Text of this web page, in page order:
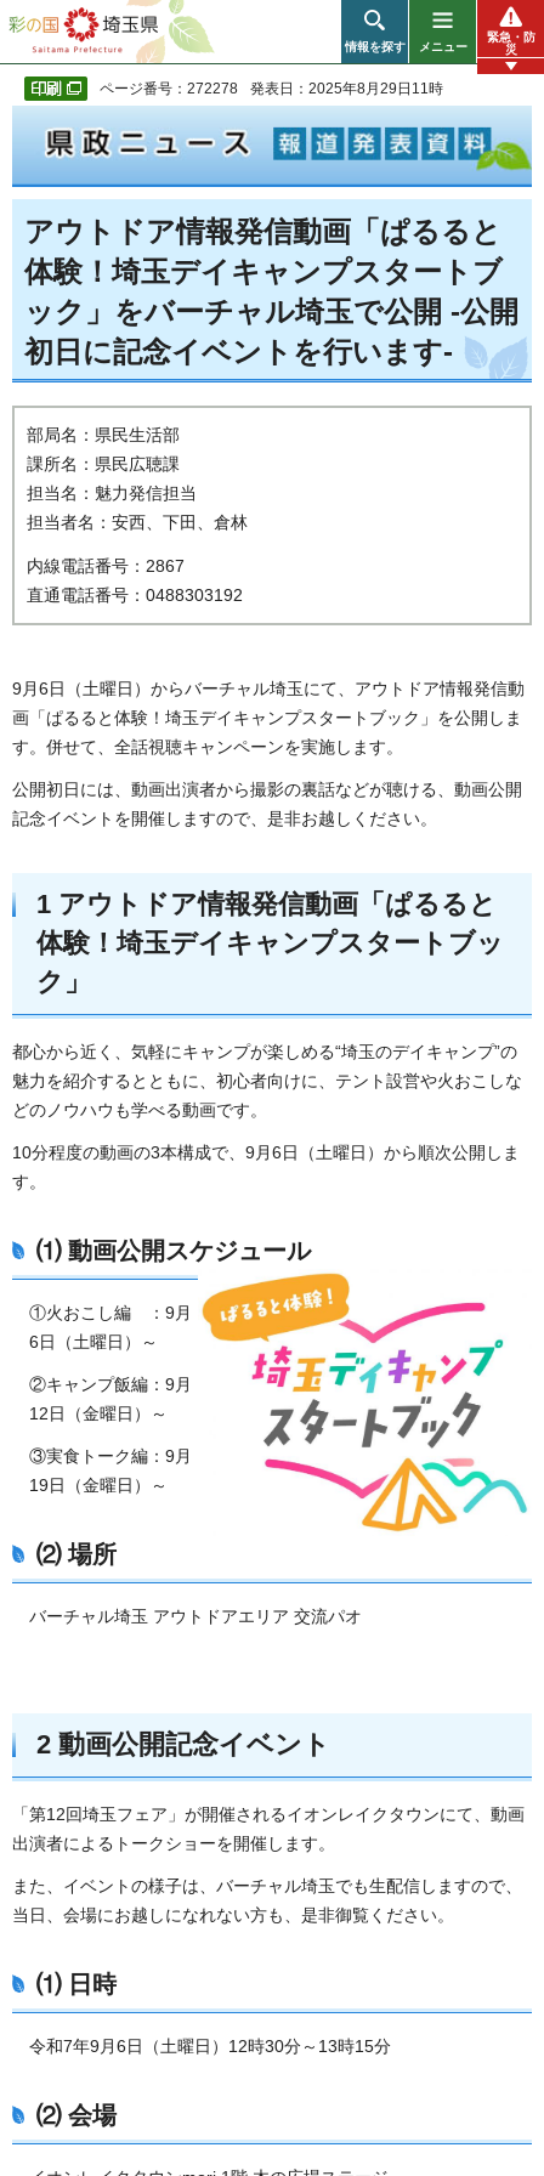
彩の国 埼玉県
情報を探す メニュー
緊急・防
災
ページ番号：272278 発表日：2025年8月29日11時
アウトドア情報発信動画「ぱるると
体験！埼玉デイキャンプスタートブ
ック」をバーチャル埼玉で公開 -公開
初日に記念イベントを行います-
部局名：県民生活部
課所名：県民広聴課
担当名：魅力発信担当
担当者名：安西、下田、倉林
内線電話番号：2867
直通電話番号：0488303192
9月6日（土曜日）からバーチャル埼玉にて、アウトドア情報発信動
画「ぱるると体験！埼玉デイキャンプスタートブック」を公開しま
す。併せて、全話視聴キャンペーンを実施します。
公開初日には、動画出演者から撮影の裏話などが聴ける、動画公開
記念イベントを開催しますので、是非お越しください。
1 アウトドア情報発信動画「ぱるると
体験！埼玉デイキャンプスタートブッ
ク」
都心から近く、気軽にキャンプが楽しめる“埼玉のデイキャンプ”の
魅力を紹介するとともに、初心者向けに、テント設営や火おこしな
どのノウハウも学べる動画です。
10分程度の動画の3本構成で、9月6日（土曜日）から順次公開しま
す。
⑴ 動画公開スケジュール
①火おこし編 ：9月
6日（土曜日）～
②キャンプ飯編：9月
12日（金曜日）～
③実食トーク編：9月
19日（金曜日）～
⑵ 場所
バーチャル埼玉 アウトドアエリア 交流パオ
2 動画公開記念イベント
「第12回埼玉フェア」が開催されるイオンレイクタウンにて、動画
出演者によるトークショーを開催します。
また、イベントの様子は、バーチャル埼玉でも生配信しますので、
当日、会場にお越しになれない方も、是非御覧ください。
⑴ 日時
令和7年9月6日（土曜日）12時30分～13時15分
⑵ 会場